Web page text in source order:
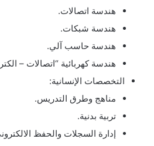
هندسة اتصالات.
هندسة شبكات.
هندسة حاسب آلي.
هندسة كهربائية “اتصالات –
التخصصات الإنسانية:
مناهج وطرق التدريس.
تربية بدنية.
إدارة السجلات والحفظ